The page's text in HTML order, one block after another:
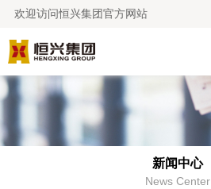
欢迎访问恒兴集团官方网站
新闻中心
News Center